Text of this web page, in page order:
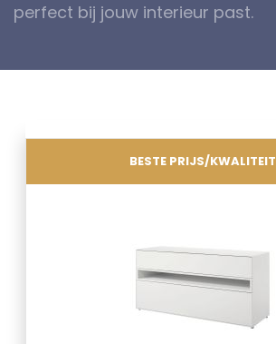
perfect bij jouw interieur past.
BESTE PRIJS/KWALITEIT